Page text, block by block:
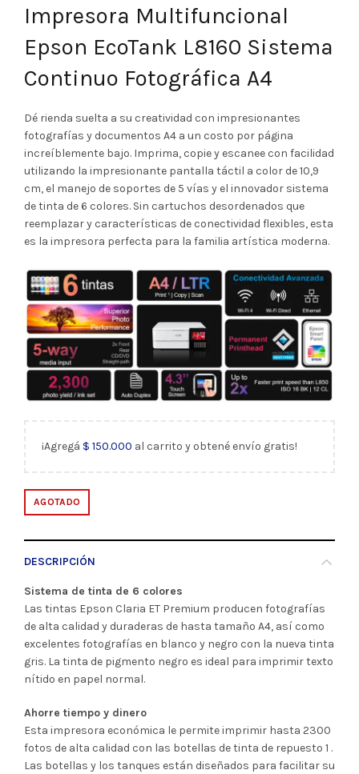
Impresora Multifuncional
Epson EcoTank L8160 Sistema
Continuo Fotográfica A4
Dé rienda suelta a su creatividad con impresionantes
fotografías y documentos A4 a un costo por página
increíblemente bajo. Imprima, copie y escanee con facilidad
utilizando la impresionante pantalla táctil a color de 10,9
cm, el manejo de soportes de 5 vías y el innovador sistema
de tinta de 6 colores. Sin cartuchos desordenados que
reemplazar y características de conectividad flexibles, esta
es la impresora perfecta para la familia artística moderna.
¡Agregá $ 150.000 al carrito y obtené envío gratis!
AGOTADO
DESCRIPCIÓN
Sistema de tinta de 6 colores
Las tintas Epson Claria ET Premium producen fotografías
de alta calidad y duraderas de hasta tamaño A4, así como
excelentes fotografías en blanco y negro con la nueva tinta
gris. La tinta de pigmento negro es ideal para imprimir texto
nítido en papel normal.
Ahorre tiempo y dinero
Esta impresora económica le permite imprimir hasta 2300
fotos de alta calidad con las botellas de tinta de repuesto 1 .
Las botellas y los tanques están diseñados para facilitar su